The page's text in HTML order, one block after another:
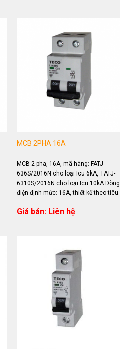
MCB 2PHA 16A
MCB 2 pha, 16A, mã hàng: FATJ-
636S/2016N cho loại Icu 6kA, FATJ-
6310S/2016N cho loại Icu 10kA Dòng
điện định mức: 16A, thiết kế theo tiêu
Giá bán: Liên hệ